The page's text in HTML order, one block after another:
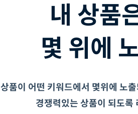
내 상품
상품이 어떤 키워드에서 몇위에 노